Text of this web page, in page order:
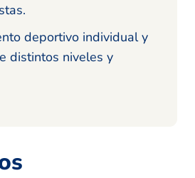
deportivo individual y
distintos niveles y